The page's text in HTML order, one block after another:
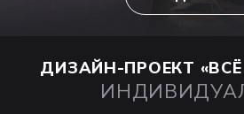
ДИЗАЙН-ПРОЕКТ